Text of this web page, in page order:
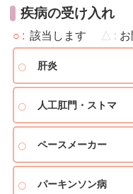
疾病の受け入れ
○ 該当します △
肝炎
人工肛門・ストマ
ペースメーカー
パーキンソン病